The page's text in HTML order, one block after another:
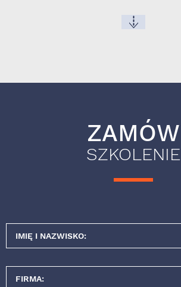
ZAMÓW
SZKOLENIE
IMIĘ I NAZWISKO:
FIRMA: